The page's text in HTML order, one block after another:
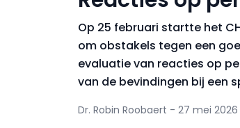
Op 25 februari startte het
om obstakels tegen een
evaluatie van reacties op
van de bevindingen bij een
Dr. Robin Roobaert - 27 mei 2026